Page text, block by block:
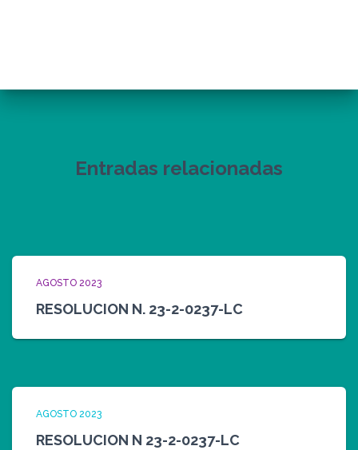
Entradas relacionadas
AGOSTO 2023
RESOLUCION N. 23-2-0237-LC
AGOSTO 2023
RESOLUCION N 23-2-0237-LC